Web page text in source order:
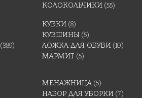
КОЛОКОЛЬЧИКИ (55)
КУБКИ (8)
КУВШИНЫ (5)
(389) ЛОЖКА ДЛЯ ОБУВИ (10)
МАРМИТ (5)
МЕНАЖНИЦА (5)
НАБОР ДЛЯ УБОРКИ (7)